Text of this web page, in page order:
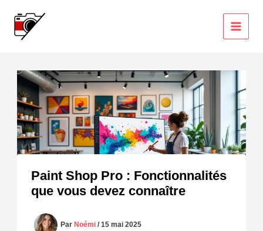
contenu
Paint Shop Pro : Fonctionnalités
que vous devez connaître
ParNoémi/15 mai 2025